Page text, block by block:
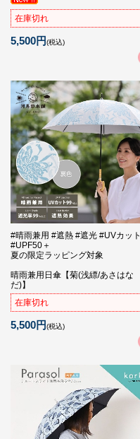
在庫切れ
5,500円(税込)
#晴雨兼用 #遮熱 #遮光 #UVカット
#UPF50＋
夏の限定ラッピング対象
晴雨兼用日傘【菊(浅縹/あさはな
だ)】
在庫切れ
5,500円(税込)